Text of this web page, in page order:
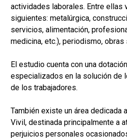
actividades laborales. Entre ellas
siguientes: metalúrgica,
servicios, alimentación,
medicina, etc.), periodismo,
El estudio cuenta con una
especializados en la solución de
de los trabajadores.
También existe un área dedicada
Vivil, destinada principalmente a
perjuicios personales